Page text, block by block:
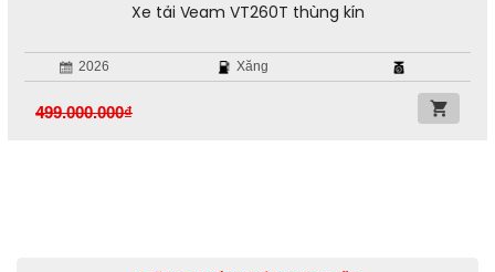
Xe tải Veam VT260T thùng kín
2026 Xăng
499.000.000₫